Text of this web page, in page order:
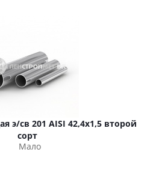
э/св 201 AISI 42,4х1,5 второй
сорт
Мало